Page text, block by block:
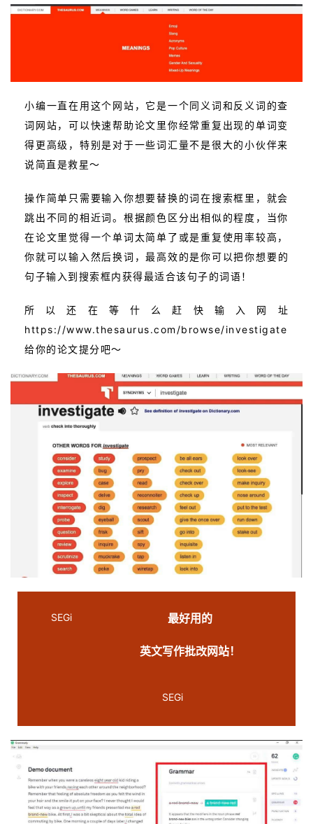
小编一直在用这个网站，它是一个同义词和反义词的查
词网站，可以快速帮助论文里你经常重复出现的单词变
得更高级，特别是对于一些词汇量不是很大的小伙伴来
说简直是救星～
操作简单只需要输入你想要替换的词在搜索框里，就会
跳出不同的相近词。根据颜色区分出相似的程度，当你
在论文里觉得一个单词太简单了或是重复使用率较高，
你就可以输入然后换词，最高效的是你可以把你想要的
句子输入到搜索框内获得最适合该句子的词语！
所以还在等什么赶快输入网址
https://www.thesaurus.com/browse/investigate
给你的论文提分吧～
SEGi 最好用的
英文写作批改网站！
SEGi